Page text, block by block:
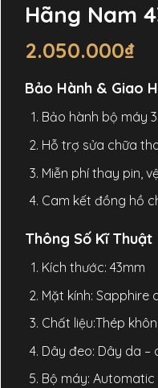
Hãng Nam
2.050.000₫
Bảo Hành & Giao
Bảo hành bộ máy
Hỗ trợ sửa chữa
Miễn phí thay pin,
Cam kết đồng hồ
Thông Số Kĩ Thuật
Kích thước: 43mm
Mặt kính: Sapphire
Chất liệu:Thép
Dây đeo: Dây da –
Bộ máy: Automatic